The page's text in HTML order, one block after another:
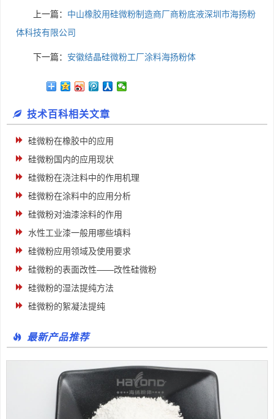
上一篇： 中山橡胶用硅微粉制造商厂商粉底液深圳市海扬粉
体科技有限公司
下一篇： 安徽结晶硅微粉工厂涂料海扬粉体
技术百科相关文章
硅微粉在橡胶中的应用
硅微粉国内的应用现状
硅微粉在浇注料中的作用机理
硅微粉在涂料中的应用分析
硅微粉对油漆涂料的作用
水性工业漆一般用哪些填料
硅微粉应用领域及使用要求
硅微粉的表面改性——改性硅微粉
硅微粉的湿法提纯方法
硅微粉的絮凝法提纯
最新产品推荐